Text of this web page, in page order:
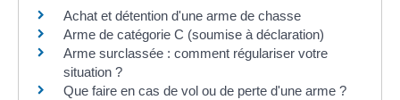
Achat et détention d'une arme de chasse
Arme de catégorie C (soumise à déclaration)
Arme surclassée : comment régulariser votre
situation ?
Que faire en cas de vol ou de perte d'une arme ?